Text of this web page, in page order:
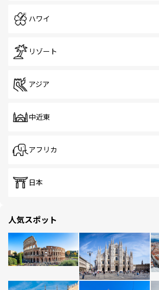
ハワイ
リゾート
アジア
中近東
アフリカ
日本
人気スポット